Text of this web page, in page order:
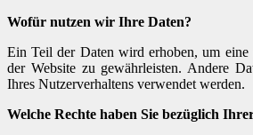
Wofür nutzen wir Ihre Daten?
Ein Teil der Daten wird erhoben, um eine
der Website zu gewährleisten. Andere
Ihres Nutzerverhaltens verwendet werden.
Welche Rechte haben Sie bezüglich